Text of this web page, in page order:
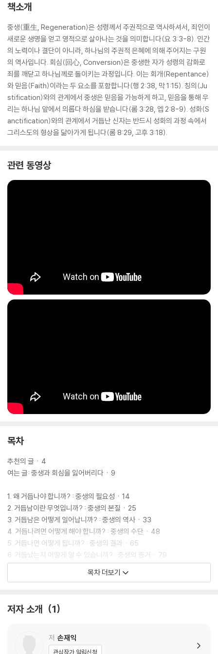
책소개
중생(重生, Regeneration)은 성령께서 주권적으로 역사하셔서, 죄인이
새로운 생명을 얻고 영적으로 살아나는 것을 의미합니다(요 3:3-8). 인간
의 노력이나 결단이 아니라, 하나님의 주권적 은혜에 의해 주어지는 구원
의 역사입니다. 회심(回心, Conversion)은 중생한 자가 성령의 감화로
죄를 깨닫고 하나님께로 돌이키는 과정입니다. 이는 회개(Repentance)
와 믿음(Faith)이라는 두 요소를 포함합니다(행 2:38, 막 1:15). 칭의(Ju
stification)와의 관계에서 중생은 믿음을 가능하게 하고, 믿음을 통해 우
리는 하나님 앞에서 의롭다 하심을 받습니다(롬 3:28, 엡 2:8-9). 성화(S
anctification)와의 관계에서 거듭난 신자는 반드시 성화의 과정 속에서
그리스도의 형상을 닮아가게 됩니다(롬 8:29, 고후 3:18).
관련 동영상
목차
추천의 글ㆍ4
여는 글: 중생과 회심을 잃어버리다ㆍ9
1. 왜 거듭나야 합니까? : 중생의 필요성ㆍ14
2. 거듭남이란 무엇입니까? : 중생의 본질ㆍ25
3. 거듭남은 어떻게 일어납니까? : 중생의 역사ㆍ33
4. 거듭나려면 어떻게 해야 합니까? : 중생의 수단ㆍ48
5. 거듭나면 어떻게 됩니까? : 중생의 결과ㆍ65
6. 거듭났는지 어떻게 알 수 있습니까? : 중생의 증거ㆍ79
7. 거듭남에 대한 잘못된 생각들 : 중생에 대한 오해ㆍ93
미주ㆍ116
목차 더보기
저자 소개 1
저 손재익
관심작가 알림신청